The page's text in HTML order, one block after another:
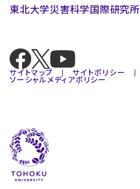
東北大学災害科学国際研究所
サイトマップ サイトポリシー
ソーシャルメディアポリシー